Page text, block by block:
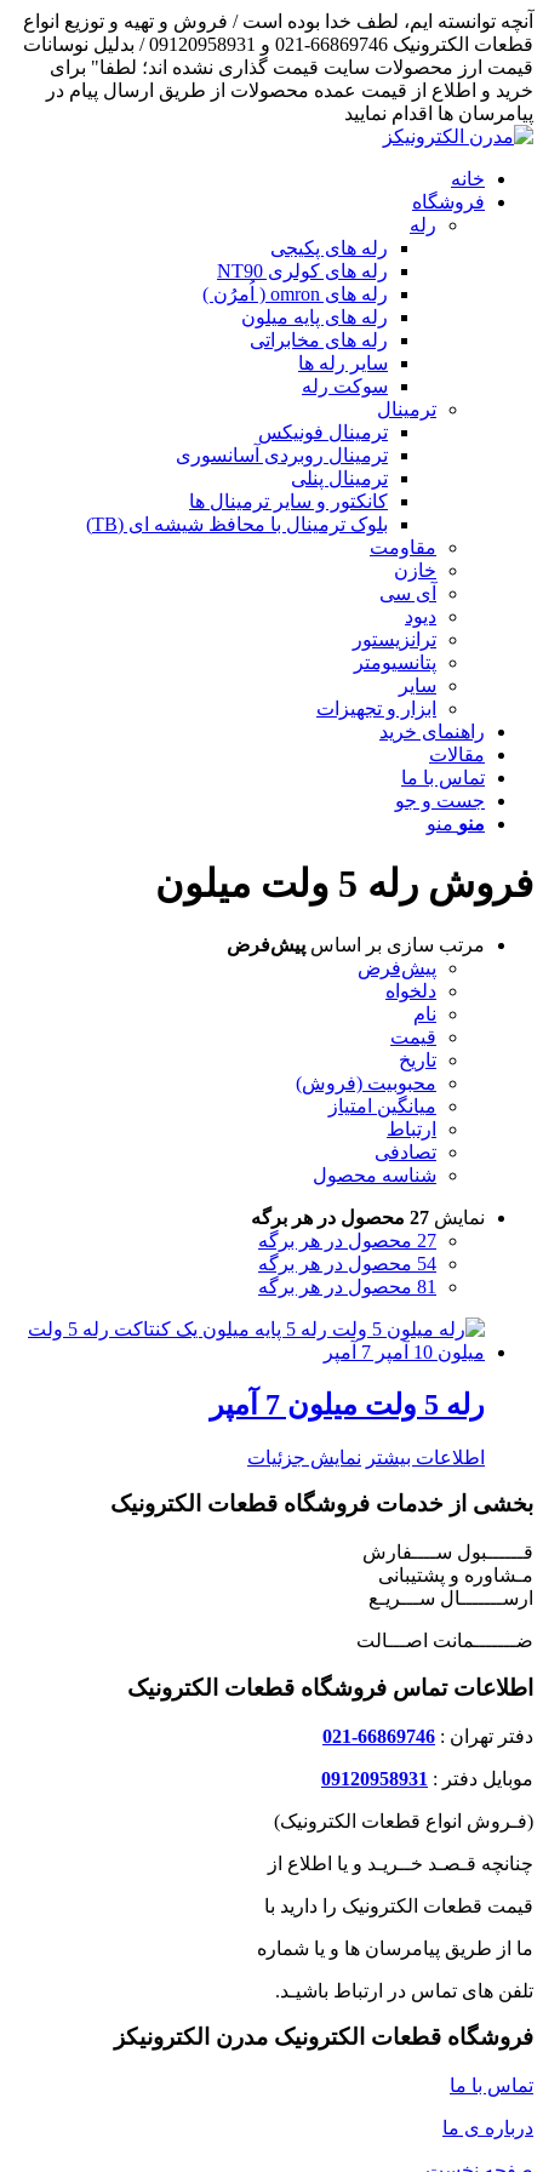
آنچه توانسته ایم، لطف خدا بوده است / فروش و تهیه و توزیع انواع
قطعات الکترونیک 66869746-021 و 09120958931 / بدلیل نوسانات
قیمت ارز محصولات سایت قیمت گذاری نشده اند؛ لطفا" برای
خرید و اطلاع از قیمت عمده محصولات از طریق ارسال پیام در
پیامرسان ها اقدام نمایید
خانه
فروشگاه
رله
رله های پکیجی
رله های کولری NT90
رله های omron ( اُمرُن )
رله های پایه میلون
رله های مخابراتی
سایر رله ها
سوکت رله
ترمینال
ترمینال فونیکس
ترمینال روبردی آسانسوری
ترمینال پنلی
کانکتور و سایر ترمینال ها
بلوک ترمینال با محافظ شیشه ای (TB)
مقاومت
خازن
آی سی
دیود
ترانزیستور
پتانسیومتر
سایر
ابزار و تجهیزات
راهنمای خرید
مقالات
تماس با ما
جست و جو
منو منو
فروش رله 5 ولت میلون
مرتب سازی بر اساس پیش‌فرض
پیش‌فرض
دلخواه
نام
قیمت
تاریخ
محبوبیت (فروش)
میانگین امتیاز
ارتباط
تصادفی
شناسه محصول
نمایش 27 محصول در هر برگه
27 محصول در هر برگه
54 محصول در هر برگه
81 محصول در هر برگه
رله 5 ولت میلون 7 آمپر
اطلاعات بیشتر نمایش جزئیات
بخشی از خدمات فروشگاه قطعات الکترونیک
قــــــبول ســــفارش
مـشاوره و پشتیبانی
ارســـــــال ســـریـع
ضـــــــمانت اصـــالت
اطلاعات تماس فروشگاه قطعات الکترونیک
دفتر تهران : 66869746-021
موبایل دفتر : 09120958931
(فـروش انواع قطعات الکترونیک)
چنانچه قـصـد خــریـد و یا اطلاع از
قیمت قطعات الکترونیک را دارید با
ما از طریق پیامرسان ها و یا شماره
تلفن های تماس در ارتباط باشیـد.
فروشگاه قطعات الکترونیک مدرن الکترونیکز
تماس با ما
درباره ی ما